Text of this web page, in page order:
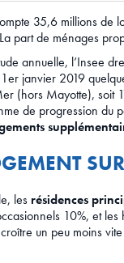
35,6 millions de
part de ménages
annuelle, l’Insee
janvier 2019
(hors Mayotte), soit
de progression du
les résidences
10%, et
un peu moins